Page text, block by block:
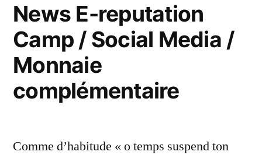
News E-reputation
Camp / Social Media /
Monnaie
complémentaire
Comme d’habitude « o temps suspend ton